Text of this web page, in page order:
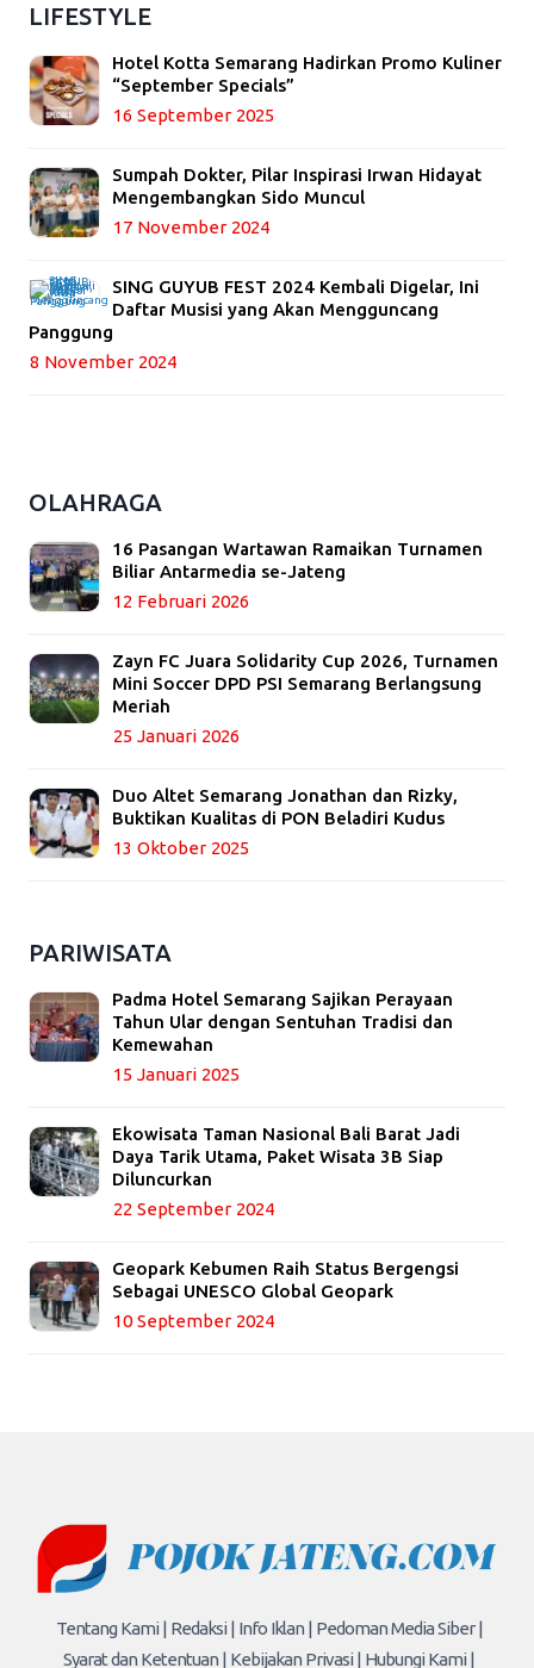
LIFESTYLE
Hotel Kotta Semarang Hadirkan Promo Kuliner
“September Specials”
16 September 2025
Sumpah Dokter, Pilar Inspirasi Irwan Hidayat
Mengembangkan Sido Muncul
17 November 2024
SING GUYUB FEST 2024 Kembali Digelar, Ini
Daftar Musisi yang Akan Mengguncang
Panggung
8 November 2024
OLAHRAGA
16 Pasangan Wartawan Ramaikan Turnamen
Biliar Antarmedia se-Jateng
12 Februari 2026
Zayn FC Juara Solidarity Cup 2026, Turnamen
Mini Soccer DPD PSI Semarang Berlangsung
Meriah
25 Januari 2026
Duo Altet Semarang Jonathan dan Rizky,
Buktikan Kualitas di PON Beladiri Kudus
13 Oktober 2025
PARIWISATA
Padma Hotel Semarang Sajikan Perayaan
Tahun Ular dengan Sentuhan Tradisi dan
Kemewahan
15 Januari 2025
Ekowisata Taman Nasional Bali Barat Jadi
Daya Tarik Utama, Paket Wisata 3B Siap
Diluncurkan
22 September 2024
Geopark Kebumen Raih Status Bergengsi
Sebagai UNESCO Global Geopark
10 September 2024
Tentang Kami | Redaksi | Info Iklan | Pedoman Media Siber |
Syarat dan Ketentuan | Kebijakan Privasi | Hubungi Kami |